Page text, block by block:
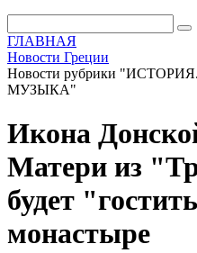
ГЛАВНАЯ
Новости Греции
Новости рубрики
МУЗЫКА"
Икона
Матери из
будет
монастыре